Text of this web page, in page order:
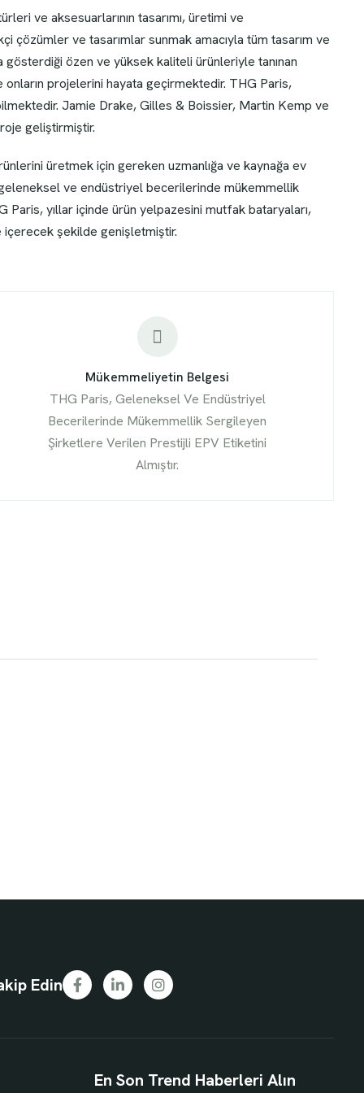
ve aksesuarlarının tasarımı, üretimi ve
çözümler ve tasarımlar sunmak amacıyla tüm tasarım ve
özen ve yüksek kaliteli ürünleriyle tanınan
projelerini hayata geçirmektedir. THG Paris,
Jamie Drake, Gilles & Boissier, Martin Kemp ve
geliştirmiştir.
üretmek için gereken uzmanlığa ve kaynağa ev
ve endüstriyel becerilerinde mükemmellik
yıllar içinde ürün yelpazesini mutfak bataryaları,
içerecek şekilde genişletmiştir.
Mükemmeliyetin Belgesi
THG Paris, Geleneksel Ve Endüstriyel
Becerilerinde Mükemmellik Sergileyen
Şirketlere Verilen Prestijli EPV Etiketini
Almıştır.
Edin
En Son Trend Haberleri Alın